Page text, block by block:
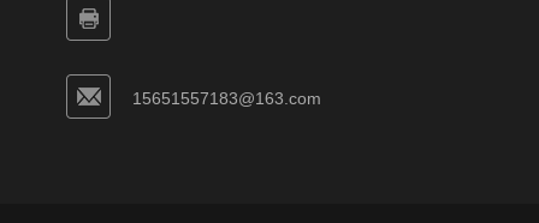
15651557183@163.com